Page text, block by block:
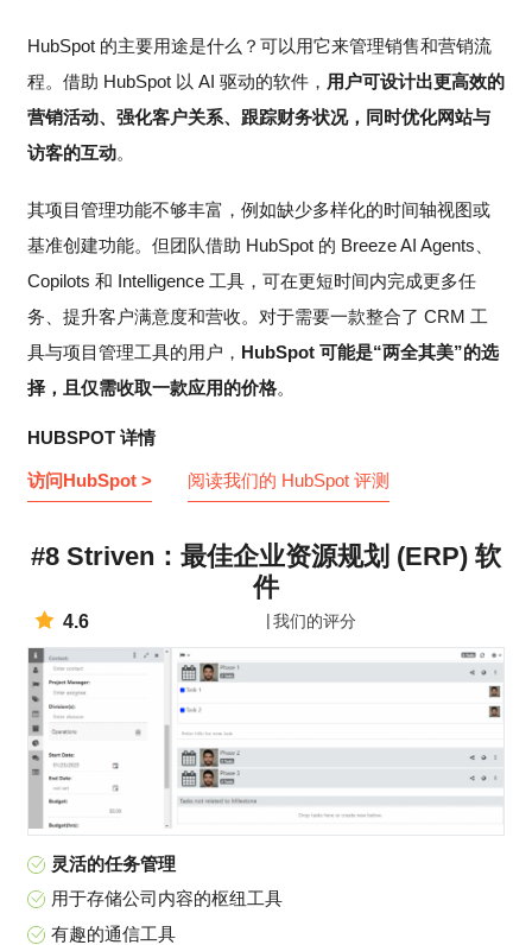
HubSpot 的主要用途是什么？可以用它来管理销售和营销流
程。借助 HubSpot 以 AI 驱动的软件， 用户可设计出更高效的
营销活动、强化客户关系、跟踪财务状况，同时优化网站与
访客的互动。
其项目管理功能不够丰富，例如缺少多样化的时间轴视图或
基准创建功能。但团队借助 HubSpot 的 Breeze AI Agents、
Copilots 和 Intelligence 工具，可在更短时间内完成更多任
务、提升客户满意度和营收。对于需要一款整合了 CRM 工
具与项目管理工具的用户， HubSpot 可能是“两全其美”的选
择，且仅需收取一款应用的价格。
HUBSPOT 详情
访问HubSpot > 阅读我们的 HubSpot 评测
#8 Striven：最佳企业资源规划 (ERP) 软
件
4.6 我们的评分
灵活的任务管理
用于存储公司内容的枢纽工具
有趣的通信工具